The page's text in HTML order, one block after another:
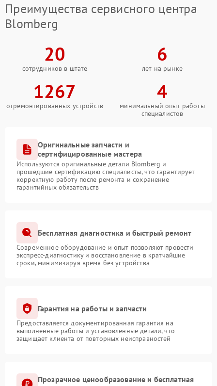
Преимущества сервисного центра
Blomberg
20
сотрудников в штате
6
лет на рынке
1267
отремонтированных устройств
4
минимальный опыт работы
специалистов
Оригинальные запчасти и
сертифицированные мастера
Используются оригинальные детали Blomberg и
прошедшие сертификацию специалисты, что гарантирует
корректную работу после ремонта и сохранение
гарантийных обязательств
Бесплатная диагностика и быстрый ремонт
Современное оборудование и опыт позволяют провести
экспресс-диагностику и восстановление в кратчайшие
сроки, минимизируя время без устройства
Гарантия на работы и запчасти
Предоставляется документированная гарантия на
выполненные работы и установленные детали, что
защищает клиента от повторных неисправностей
Прозрачное ценообразование и бесплатная